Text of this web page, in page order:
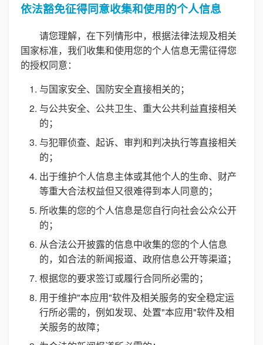
依法豁免征得同意收集和使用的个人信息
请您理解，在下列情形中，根据法律法规及相关
国家标准，我们收集和使用您的个人信息无需征得您
的授权同意：
与国家安全、国防安全直接相关的；
与公共安全、公共卫生、重大公共利益直接相关
的；
与犯罪侦查、起诉、审判和判决执行等直接相关
的；
出于维护个人信息主体或其他个人的生命、财产
等重大合法权益但又很难得到本人同意的；
所收集的您的个人信息是您自行向社会公众公开
的；
从合法公开披露的信息中收集的您的个人信息
的，如合法的新闻报道、政府信息公开等渠道；
根据您的要求签订或履行合同所必需的；
用于维护"本应用"软件及相关服务的安全稳定运
行所必需的，例如发现、处置"本应用"软件及相
关服务的故障；